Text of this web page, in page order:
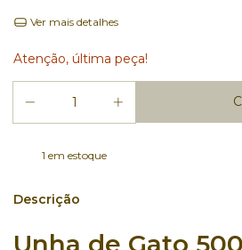
Ver mais detalhes
Atenção, última peça!
1 em estoque
Descrição
Unha de Gato